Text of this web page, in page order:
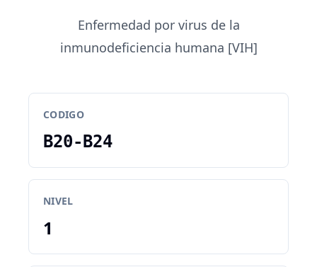
Enfermedad por virus de la
inmunodeficiencia ­humana [VIH]
CODIGO
B20-B24
NIVEL
1